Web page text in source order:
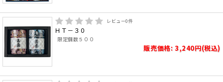
レビュー0件
ＨＴ－３０
限定個数５００
販売価格: 3,240円(税込)